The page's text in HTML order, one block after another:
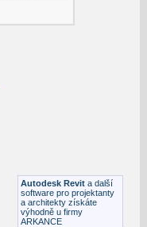
300mm 1+2 v1-1
1
140mm 2 v1-1
Autodesk Revit a další
software pro projektanty
a architekty získáte
výhodně u firmy
ARKANCE